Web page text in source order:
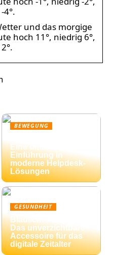
4°.
und das morgige
hoch 11°, niedrig 6°,
BEWEGUNG
Eine umfassende
Einführung in
moderne Helpdesk-
Lösungen
GESUNDHEIT
Blaulicht-Filterbrille:
Das unverzichtbare
Accessoire für das
digitale Zeitalter